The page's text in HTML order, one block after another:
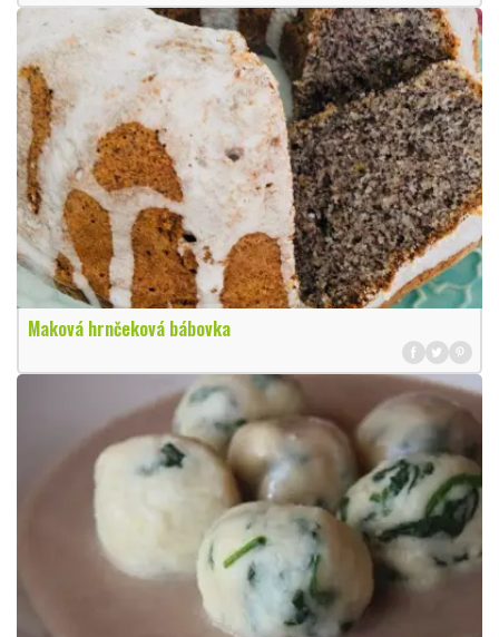
Maková hrnčeková bábovka